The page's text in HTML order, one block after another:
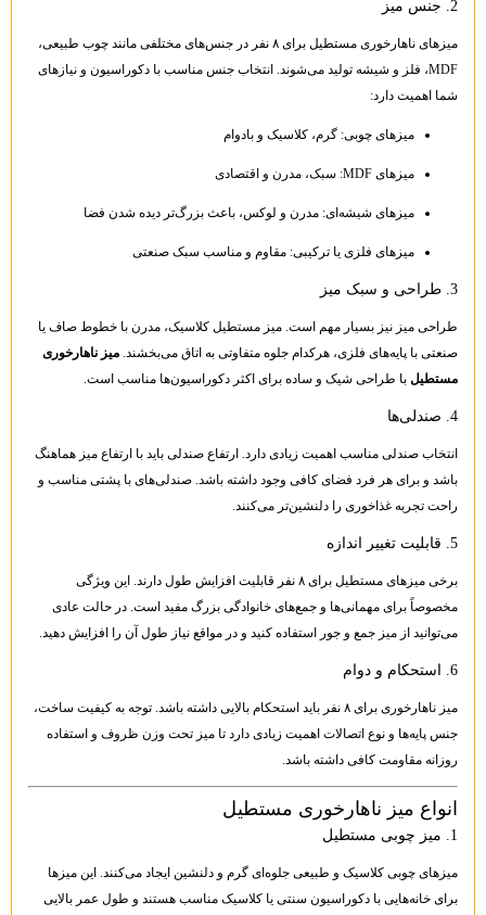
میزهای ناهارخوری مستطیل برای ۸ نفر در جنس‌های مختلفی مانند چوب طبیعی،
MDF، فلز و شیشه تولید می‌شوند. انتخاب جنس مناسب با دکوراسیون و نیازهای
شما اهمیت دارد:
میزهای چوبی: گرم، کلاسیک و بادوام
میزهای MDF: سبک، مدرن و اقتصادی
میزهای شیشه‌ای: مدرن و لوکس، باعث بزرگ‌تر دیده شدن فضا
میزهای فلزی یا ترکیبی: مقاوم و مناسب سبک صنعتی
طراحی میز نیز بسیار مهم است. میز مستطیل کلاسیک، مدرن با خطوط صاف یا
صنعتی با پایه‌های فلزی، هرکدام جلوه متفاوتی به اتاق می‌بخشند.میز ناهارخوری
مستطیلبا طراحی شیک و ساده برای اکثر دکوراسیون‌ها مناسب است.
انتخاب صندلی مناسب اهمیت زیادی دارد. ارتفاع صندلی باید با ارتفاع میز هماهنگ
باشد و برای هر فرد فضای کافی وجود داشته باشد. صندلی‌های با پشتی مناسب و
راحت تجربه غذاخوری را دلنشین‌تر می‌کنند.
برخی میزهای مستطیل برای ۸ نفر قابلیت افزایش طول دارند. این ویژگی
مخصوصاً برای مهمانی‌ها و جمع‌های خانوادگی بزرگ مفید است. در حالت عادی
می‌توانید از میز جمع و جور استفاده کنید و در مواقع نیاز طول آن را افزایش دهید.
میز ناهارخوری برای ۸ نفر باید استحکام بالایی داشته باشد. توجه به کیفیت ساخت،
جنس پایه‌ها و نوع اتصالات اهمیت زیادی دارد تا میز تحت وزن ظروف و استفاده
روزانه مقاومت کافی داشته باشد.
انواع میز ناهارخوری مستطیل
میزهای چوبی کلاسیک و طبیعی جلوه‌ای گرم و دلنشین ایجاد می‌کنند. این میزها
برای خانه‌هایی با دکوراسیون سنتی یا کلاسیک مناسب هستند و طول عمر بالایی